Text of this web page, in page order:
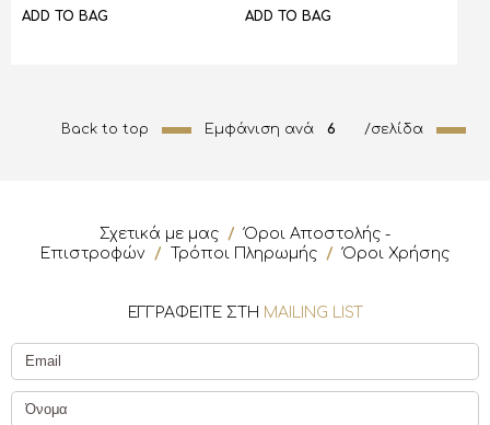
ADD TO BAG
ADD TO BAG
Back to top Εμφάνιση ανά 6 /σελίδα
Σχετικά με μας /Όροι Αποστολής -
Επιστροφών / Τρόποι Πληρωμής /Όροι Χρήσης
ΕΓΓΡΑΦΕΙΤΕ ΣΤΗ MAILING LIST